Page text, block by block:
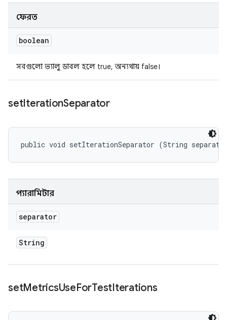
ফেরত
boolean
সবগুলো ভ্যালু ডাবল হলে true, অন্যথায় false।
setIterationSeparator
public void setIterationSeparator (String
প্যারামিটার
separator
String
setMetricsUseForTestIterations